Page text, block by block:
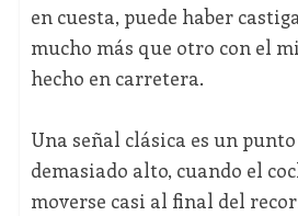
en cuesta, puede haber
mucho más que otro con el
hecho en carretera.
Una señal clásica es un
demasiado alto, cuando el
moverse casi al final del